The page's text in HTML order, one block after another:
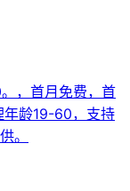
，首月免费，首
年龄19-60，支持
。